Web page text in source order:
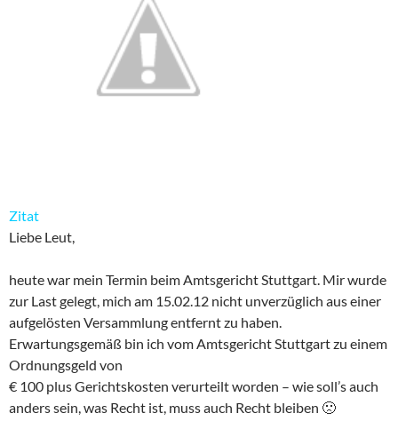
Zitat
Liebe Leut,
heute war mein Termin beim Amtsgericht Stuttgart. Mir wurde
zur Last gelegt, mich am 15.02.12 nicht unverzüglich aus einer
aufgelösten Versammlung entfernt zu haben.
Erwartungsgemäß bin ich vom Amtsgericht Stuttgart zu einem
Ordnungsgeld von
€ 100 plus Gerichtskosten verurteilt worden – wie soll’s auch
anders sein, was Recht ist, muss auch Recht bleiben 🙁